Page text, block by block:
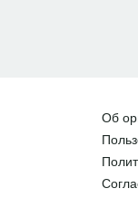
Об